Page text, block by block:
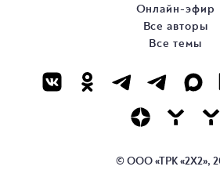
Онлайн-эфир
Все авторы
Все темы
© ООО «ТРК «2Х2»,